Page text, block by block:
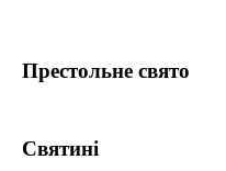
Престольне свято
Святині